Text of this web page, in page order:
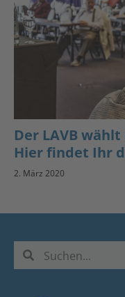
Der LAVB
Hier findet Ihr
2. März 2020